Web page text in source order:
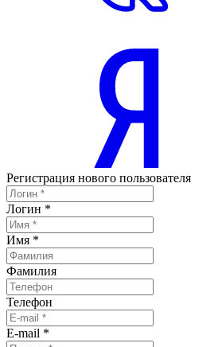
Регистрация нового пользователя
Логин *
Имя *
Фамилия
Телефон
E-mail *